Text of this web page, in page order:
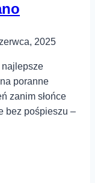
2025
najlepsze
poranne
zanim słońce
bez pośpieszu –